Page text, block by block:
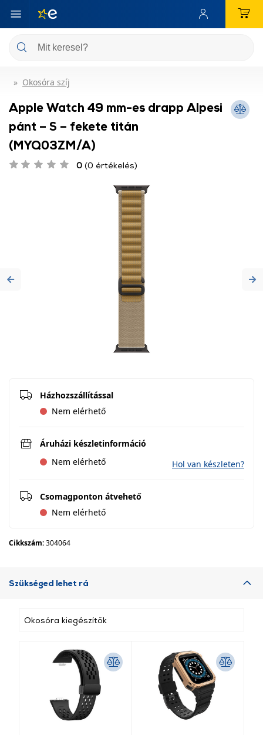
Okosóra szíj
Apple Watch 49 mm-es drapp Alpesi
pánt – S – fekete titán
(MYQ03ZM/A)
0 (0 értékelés)
Previous
Házhozszállítással
Nem elérhető
Áruházi készletinformáció
Nem elérhető
Hol van készleten?
Csomagponton átvehető
Nem elérhető
Cikkszám:304064
Szükséged lehet rá
Okosóra kiegészítők